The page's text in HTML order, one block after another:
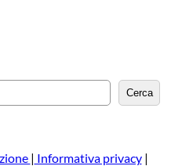
e
a
Cerca
| Informativa privacy|